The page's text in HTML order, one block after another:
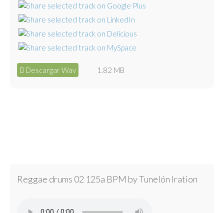
Descargar Wav 1.82 MB
Reggae drums 02 125a BPM by Tunelón Iration